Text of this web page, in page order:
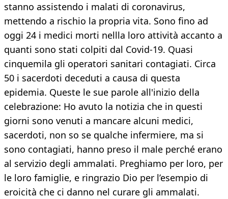
stanno assistendo i malati di coronavirus,
mettendo a rischio la propria vita. Sono fino ad
oggi 24 i medici morti nellla loro attività accanto a
quanti sono stati colpiti dal Covid-19. Quasi
cinquemila gli operatori sanitari contagiati. Circa
50 i sacerdoti deceduti a causa di questa
epidemia. Queste le sue parole all'inizio della
celebrazione: Ho avuto la notizia che in questi
giorni sono venuti a mancare alcuni medici,
sacerdoti, non so se qualche infermiere, ma si
sono contagiati, hanno preso il male perché erano
al servizio degli ammalati. Preghiamo per loro, per
le loro famiglie, e ringrazio Dio per l’esempio di
eroicità che ci danno nel curare gli ammalati.